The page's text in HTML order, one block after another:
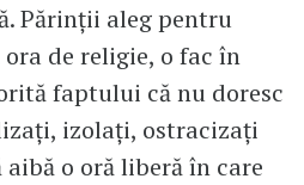
Părinții aleg pentru
de religie, o fac în
faptului că nu doresc
izolați, ostracizați
o oră liberă în care